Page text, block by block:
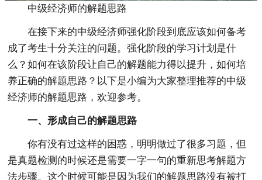
中级经济师的解题思路
在接下来的中级经济师强化阶段到底应该如何备考
成了考生十分关注的问题。强化阶段的学习计划是什
么？如何在该阶段让自己的解题能力得以提升，如何培
养正确的解题思路？以下是小编为大家整理推荐的中级
经济师的解题思路，欢迎参考。
一、形成自己的解题思路
你有没有过这样的困惑，明明做过了很多习题，但
是真题检测的时候还是需要一字一句的重新思考解题方
法步骤。这个时候可能是因为我们的解题思路没有被打